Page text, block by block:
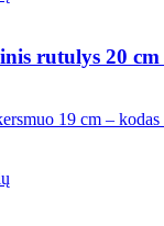
rutulys 20 cm